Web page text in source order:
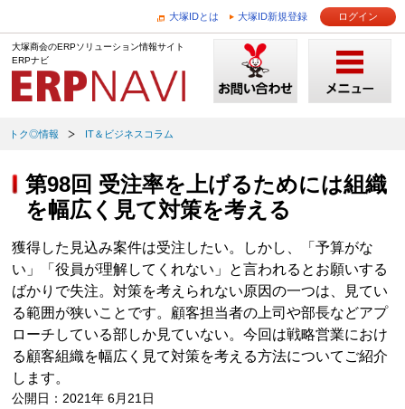
大塚IDとは 大塚ID新規登録 ログイン
大塚商会のERPソリューション情報サイト
ERPナビ
トク◎情報 IT＆ビジネスコラム
第98回 受注率を上げるためには組織
を幅広く見て対策を考える
獲得した見込み案件は受注したい。しかし、「予算がな
い」「役員が理解してくれない」と言われるとお願いする
ばかりで失注。対策を考えられない原因の一つは、見てい
る範囲が狭いことです。顧客担当者の上司や部長などアプ
ローチしている部しか見ていない。今回は戦略営業におけ
る顧客組織を幅広く見て対策を考える方法についてご紹介
します。
公開日：2021年 6月21日